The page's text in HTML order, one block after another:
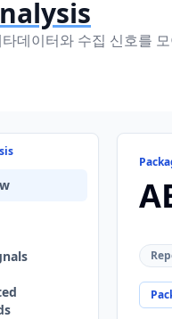
데이터와 수집 신호를